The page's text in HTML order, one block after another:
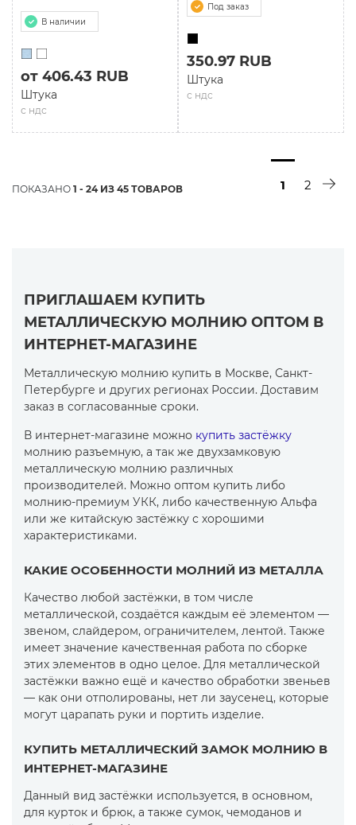
В наличии
с ндс
от 406.43 RUB
Штука
Под заказ
с ндс
350.97 RUB
Штука
ПОКАЗАНО 1 - 24 ИЗ 45 ТОВАРОВ 1 2
ПРИГЛАШАЕМ КУПИТЬ
МЕТАЛЛИЧЕСКУЮ МОЛНИЮ ОПТОМ В
ИНТЕРНЕТ-МАГАЗИНЕ
Металлическую молнию купить в Москве, Санкт-
Петербурге и других регионах России. Доставим
заказ в согласованные сроки.
В интернет-магазине можно купить застёжку
молнию разъемную, а так же двухзамковую
металлическую молнию различных
производителей. Можно оптом купить либо
молнию-премиум УКК, либо качественную Альфа
или же китайскую застёжку с хорошими
характеристиками.
КАКИЕ ОСОБЕННОСТИ МОЛНИЙ ИЗ МЕТАЛЛА
Качество любой застёжки, в том числе
металлической, создаётся каждым её элементом —
звеном, слайдером, ограничителем, лентой. Также
имеет значение качественная работа по сборке
этих элементов в одно целое. Для металлической
застёжки важно ещё и качество обработки звеньев
— как они отполированы, нет ли заусенец, которые
могут царапать руки и портить изделие.
КУПИТЬ МЕТАЛЛИЧЕСКИЙ ЗАМОК МОЛНИЮ В
ИНТЕРНЕТ-МАГАЗИНЕ
Данный вид застёжки используется, в основном,
для курток и брюк, а также сумок, чемоданов и